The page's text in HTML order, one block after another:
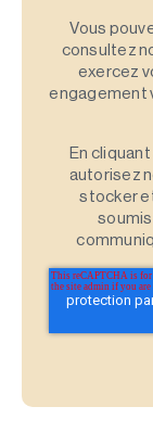
Vous
consultez
exercez
engagement
En
autorisez
stocker